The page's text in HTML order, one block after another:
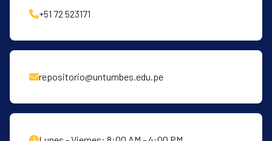
+51 72 523171
repositorio@untumbes.edu.pe